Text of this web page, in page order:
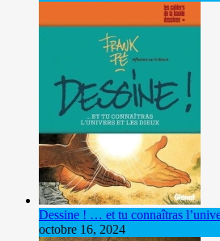
Dessine ! … et tu connaîtras
octobre 16, 2024